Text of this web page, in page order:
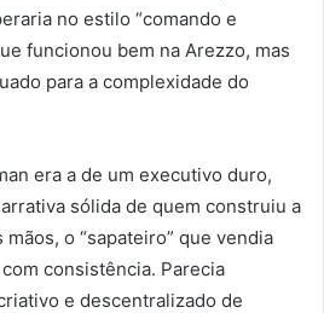
no estilo “comando e
funcionou bem na Arezzo, mas
para a complexidade do
era a de um executivo duro,
sólida de quem construiu a
o “sapateiro” que vendia
consistência. Parecia
e descentralizado de